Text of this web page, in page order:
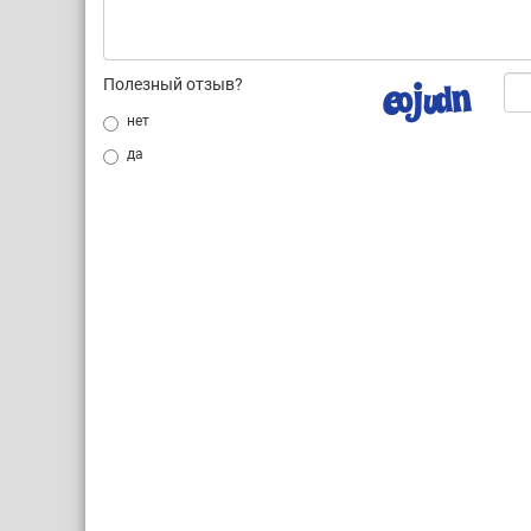
Полезный отзыв?
нет
да